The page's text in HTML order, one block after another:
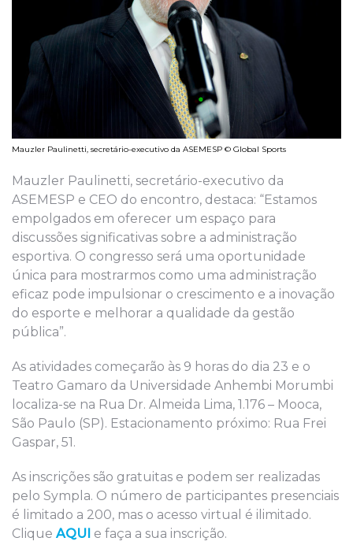
Mauzler Paulinetti, secretário-executivo da ASEMESP © Global Sports
Mauzler Paulinetti, secretário-executivo da
ASEMESP e CEO do encontro, destaca: “Estamos
empolgados em oferecer um espaço para
discussões significativas sobre a administração
esportiva. O congresso será uma oportunidade
única para mostrarmos como uma administração
eficaz pode impulsionar o crescimento e a inovação
do esporte e melhorar a qualidade da gestão
pública”.
As atividades começarão às 9 horas do dia 23 e o
Teatro Gamaro da Universidade Anhembi Morumbi
localiza-se na Rua Dr. Almeida Lima, 1.176 – Mooca,
São Paulo (SP). Estacionamento próximo: Rua Frei
Gaspar, 51.
As inscrições são gratuitas e podem ser realizadas
pelo Sympla. O número de participantes presenciais
é limitado a 200, mas o acesso virtual é ilimitado.
Clique AQUI e faça a sua inscrição.